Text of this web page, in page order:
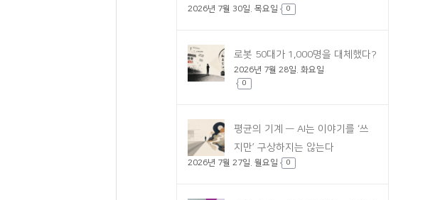
2026년 7월 30일. 목요일 0
로봇 50대가 1,000명을 대체했다?
2026년 7월 28일. 화요일
0
평균의 기계 — AI는 이야기를 ‘쓰
지만’ 구상하지는 않는다
2026년 7월 27일. 월요일 0